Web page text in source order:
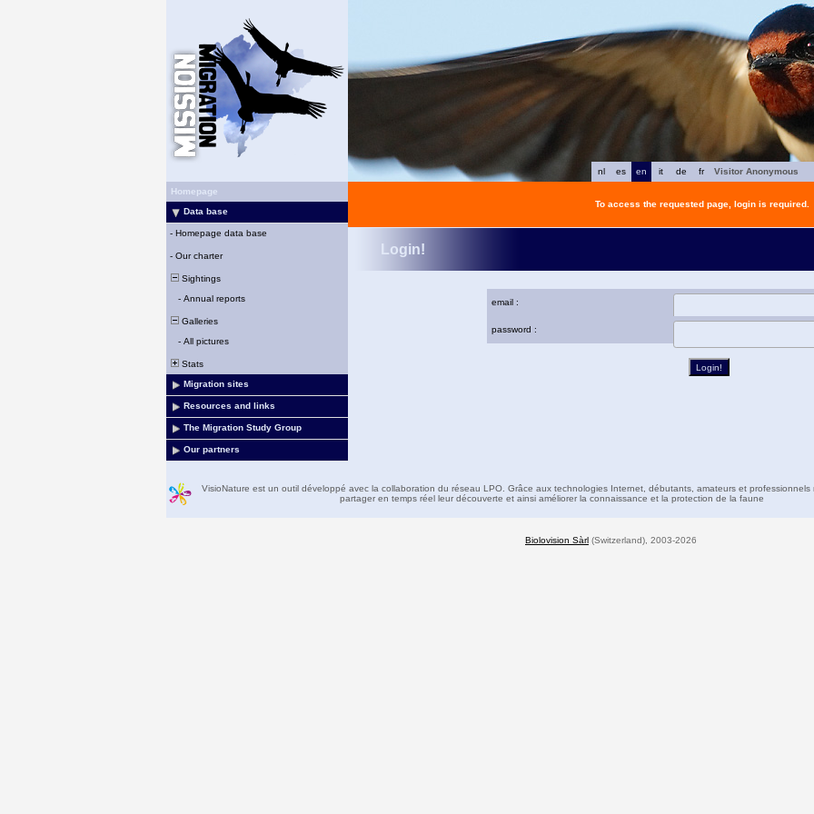
fr
de
it
en
es
nl
Visitor Anonymous
Homepage
Data base
- Homepage data base
- Our charter
Sightings
- Annual reports
Galleries
- All pictures
Stats
Migration sites
Resources and links
The Migration Study Group
Our partners
To access the requested page, login is required.
Login!
email :
password :
VisioNature est un outil développé avec la collaboration du réseau LPO. Grâce aux technologies Internet, débutants, amateurs et professionnels
partager en temps réel leur découverte et ainsi améliorer la connaissance et la protection de la faune
Biolovision Sàrl (Switzerland), 2003-2026